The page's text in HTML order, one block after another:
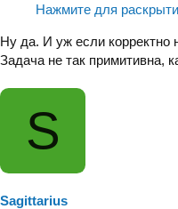
Нажмите для
Ну да. И уж если корректно
Задача не так примитивна,
S
Sagittarius